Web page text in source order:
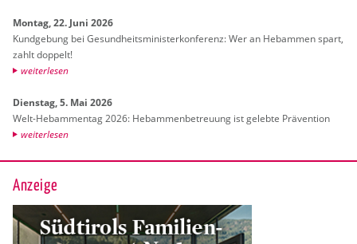
Mon­tag, 22. Juni 2026
Kund­ge­bung bei Ge­sund­heits­mi­nis­ter­kon­fe­renz: Wer an Heb­am­men spart,
zahlt dop­pelt!
wei­ter­le­sen
Diens­tag, 5. Mai 2026
Welt-Heb­am­men­tag 2026: Heb­am­men­be­treu­ung ist ge­leb­te Prä­ven­ti­on
wei­ter­le­sen
Anzeige